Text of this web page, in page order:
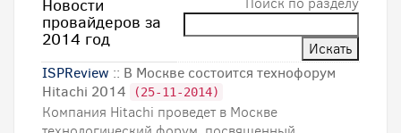
Новости
провайдеров за
2014 год
ISPReview :: В Москве состоится технофорум
Hitachi 2014
(25-11-2014)
Компания Hitachi проведет в Москве